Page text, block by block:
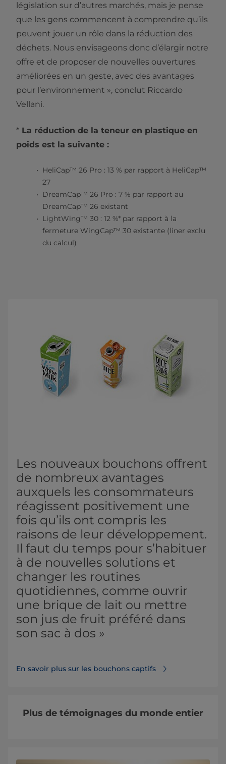
législation sur d’autres marchés, mais je pense
que les gens commencent à comprendre qu’ils
peuvent jouer un rôle dans la réduction des
déchets. Nous envisageons donc d’élargir notre
offre et de proposer de nouvelles ouvertures
améliorées en un geste, avec des avantages
pour l’environnement », conclut Riccardo
Vellani.
* La réduction de la teneur en plastique en
poids est la suivante :
HeliCap™ 26 Pro : 13 % par rapport à HeliCap™
27
DreamCap™ 26 Pro : 7 % par rapport au
DreamCap™ 26 existant
LightWing™ 30 : 12 %* par rapport à la
fermeture WingCap™ 30 existante (liner exclu
du calcul)
Les nouveaux bouchons offrent
de nombreux avantages
auxquels les consommateurs
réagissent positivement une
fois qu’ils ont compris les
raisons de leur développement.
Il faut du temps pour s’habituer
à de nouvelles solutions et
changer les routines
quotidiennes, comme ouvrir
une brique de lait ou mettre
son jus de fruit préféré dans
son sac à dos »
En savoir plus sur les bouchons captifs⁠
Plus de témoignages du monde entier